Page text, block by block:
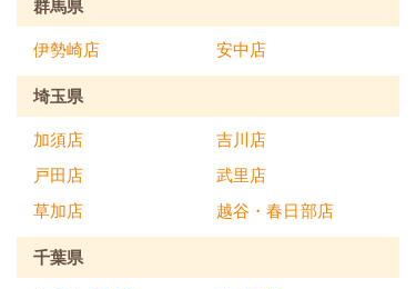
群馬県
伊勢崎店 安中店
埼玉県
加須店
吉川店
戸田店
武里店
草加店
越谷・春日部店
千葉県